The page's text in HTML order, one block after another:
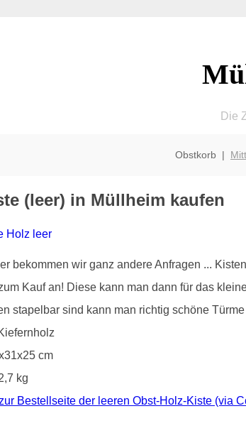
Die
Obstkorb |
(leer) in Müllheim kaufen
bekommen wir ganz andere Anfragen ...
Kauf an! Diese kann man dann für das
stapelbar sind kann man richtig schöne
cm
kg
Bestellseite der leeren Obst-Holz-Kiste (via